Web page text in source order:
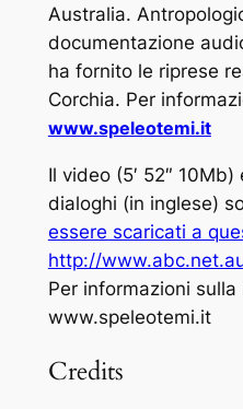
Australia.
documentazione
ha fornito le riprese
Corchia. Per
www.speleotemi.it
Il video (5′ 52″
dialoghi (in inglese)
essere scaricati a
http://
Per informazioni
www.speleotemi.it
Credits